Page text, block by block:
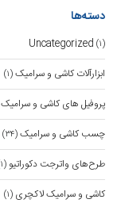
دسته‌ها
Uncategorized (۱)
ابزارآلات کاشی و سرامیک(۱)
پروفیل های کاشی و سرامیک
چسب کاشی و سرامیک(۳۴)
طرح‌های واترجت دکوراتیو (۱)
کاشی و سرامیک لاکچری (۱)